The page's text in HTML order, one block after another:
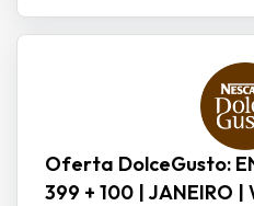
Oferta DolceGusto:
399 + 100 | JANEIRO |